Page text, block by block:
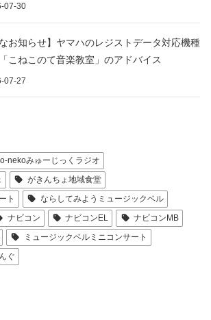
07-30
なお知らせ】ヤマハのレジストデータ対応機種
こねこのて音楽教室」のアドバイス
07-27
nekoみゅーじっくラジオ
がきんちょ地域食堂
ト
ならしてみようミュージックベル
ナビコン ナビコンEL
ナビコンMB
ミュージックベルミニコンサート
ぐ